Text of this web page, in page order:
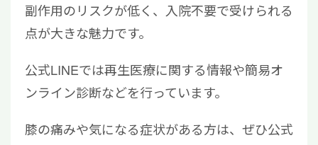
副作用のリスクが低く、入院不要で受けられる
点が大きな魅力です。
公式LINEでは再生医療に関する情報や簡易オ
ンライン診断などを行っています。
膝の痛みや気になる症状がある方は、ぜひ公式